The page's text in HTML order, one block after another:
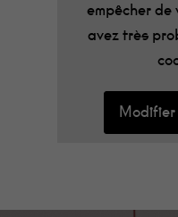
empêcher de
avez très